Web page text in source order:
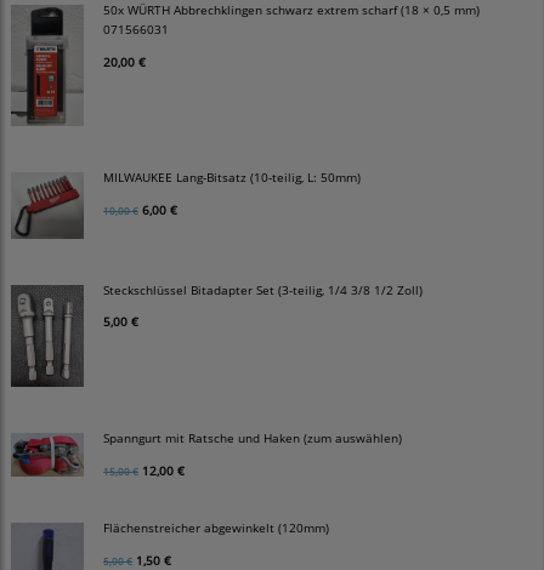
50x WÜRTH Abbrechklingen schwarz extrem scharf (18 × 0,5 mm)
071566031
20,00 €
MILWAUKEE Lang-Bitsatz (10-teilig, L: 50mm)
10,00 € 6,00 €
Steckschlüssel Bitadapter Set (3-teilig, 1/4 3/8 1/2 Zoll)
5,00 €
Spanngurt mit Ratsche und Haken (zum auswählen)
15,00 € 12,00 €
Flächenstreicher abgewinkelt (120mm)
5,00 € 1,50 €